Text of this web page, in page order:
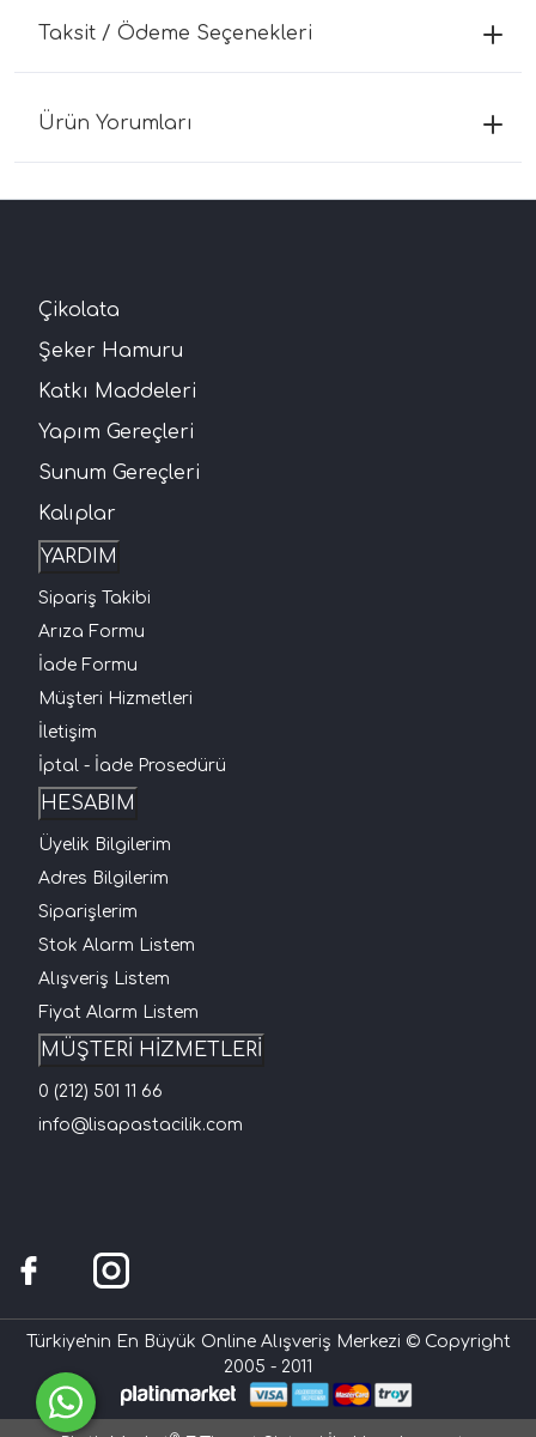
Taksit / Ödeme Seçenekleri
Ürün Yorumları
Çikolata
Şeker Hamuru
Katkı Maddeleri
Yapım Gereçleri
Sunum Gereçleri
Kalıplar
YARDIM
Sipariş Takibi
Arıza Formu
İade Formu
Müşteri Hizmetleri
İletişim
İptal - İade Prosedürü
HESABIM
Üyelik Bilgilerim
Adres Bilgilerim
Siparişlerim
Stok Alarm Listem
Alışveriş Listem
Fiyat Alarm Listem
MÜŞTERİ HİZMETLERİ
0 (212) 501 11 66
info@lisapastacilik.com
Türkiye'nin En Büyük Online Alışveriş Merkezi © Copyright
2005 - 2011